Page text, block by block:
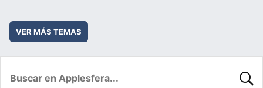
VER MÁS TEMAS